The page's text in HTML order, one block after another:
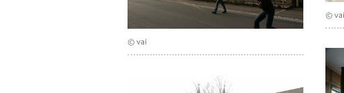
© vai
©